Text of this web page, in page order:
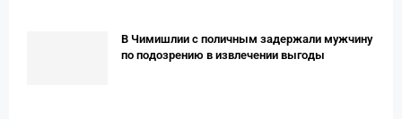
В Чимишлии с поличным задержали мужчину
по подозрению в извлечении выгоды